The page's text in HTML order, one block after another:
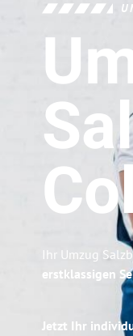
Ihr Umzug
erstklassigen
Jetzt Ihr